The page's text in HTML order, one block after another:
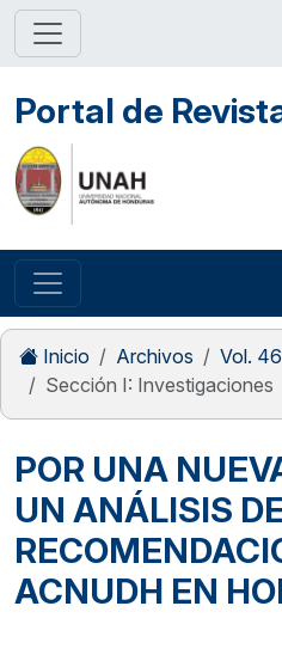
Portal de
Inicio Archivos
Vol.
Sección I: Investigaciones
POR UNA
UN ANÁLISIS
ACNUDH EN